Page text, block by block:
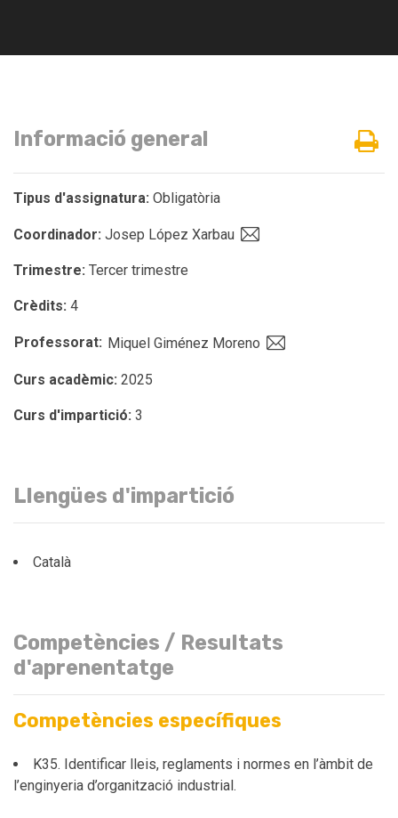
Informació general
Tipus d'assignatura: Obligatòria
Coordinador: Josep López Xarbau
Trimestre: Tercer trimestre
Crèdits: 4
Professorat: Miquel Giménez Moreno
Curs acadèmic: 2025
Curs d'impartició: 3
Llengües d'impartició
Català
Competències / Resultats
d'aprenentatge
Competències específiques
K35. Identificar lleis, reglaments i normes en l’àmbit de
l’enginyeria d’organització industrial.